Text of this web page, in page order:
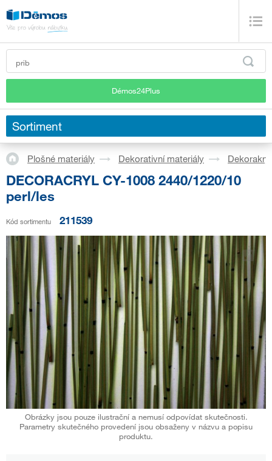
Démos24Plus
Sortiment
Plošné materiály Dekorativní materiály Dekorakryl
DECORACRYL CY-1008 2440/1220/10
perl/les
Kód sortimentu 211539
Obrázky jsou pouze ilustrační a nemusí odpovídat skutečnosti.
Parametry skutečného provedení jsou obsaženy v názvu a popisu
produktu.